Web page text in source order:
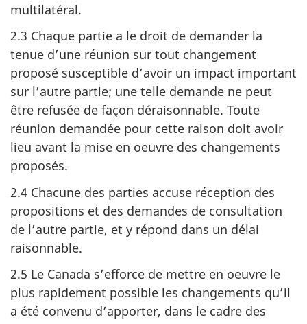
multilatéral.
2.3 Chaque partie a le droit de demander la
tenue d’une réunion sur tout changement
proposé susceptible d’avoir un impact important
sur l’autre partie; une telle demande ne peut
être refusée de façon déraisonnable. Toute
réunion demandée pour cette raison doit avoir
lieu avant la mise en oeuvre des changements
proposés.
2.4 Chacune des parties accuse réception des
propositions et des demandes de consultation
de l’autre partie, et y répond dans un délai
raisonnable.
2.5 Le Canada s’efforce de mettre en oeuvre le
plus rapidement possible les changements qu’il
a été convenu d’apporter, dans le cadre des